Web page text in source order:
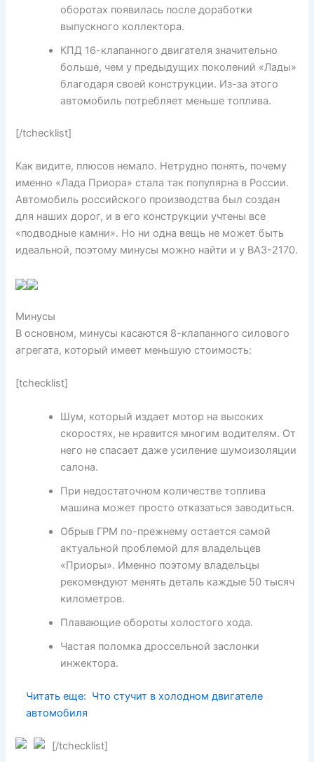
оборотах появилась после доработки
выпускного коллектора.
КПД 16-клапанного двигателя значительно
больше, чем у предыдущих поколений «Лады»
благодаря своей конструкции. Из-за этого
автомобиль потребляет меньше топлива.
[/tchecklist]
Как видите, плюсов немало. Нетрудно понять, почему
именно «Лада Приора» стала так популярна в России.
Автомобиль российского производства был создан
для наших дорог, и в его конструкции учтены все
«подводные камни». Но ни одна вещь не может быть
идеальной, поэтому минусы можно найти и у ВАЗ-2170.
Минусы
В основном, минусы касаются 8-клапанного силового
агрегата, который имеет меньшую стоимость:
[tchecklist]
Шум, который издает мотор на высоких
скоростях, не нравится многим водителям. От
него не спасает даже усиление шумоизоляции
салона.
При недостаточном количестве топлива
машина может просто отказаться заводиться.
Обрыв ГРМ по-прежнему остается самой
актуальной проблемой для владельцев
«Приоры». Именно поэтому владельцы
рекомендуют менять деталь каждые 50 тысяч
километров.
Плавающие обороты холостого хода.
Частая поломка дроссельной заслонки
инжектора.
Читать еще: Что стучит в холодном двигателе
автомобиля
[/tchecklist]